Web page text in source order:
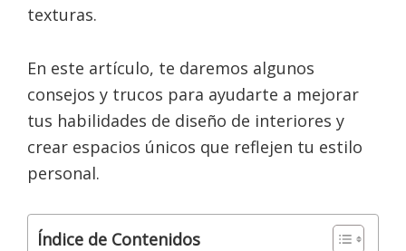
texturas.
En este artículo, te daremos algunos
consejos y trucos para ayudarte a mejorar
tus habilidades de diseño de interiores y
crear espacios únicos que reflejen tu estilo
personal.
Índice de Contenidos